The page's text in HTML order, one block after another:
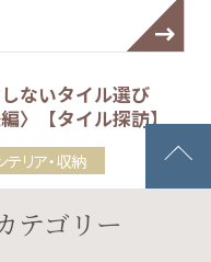
ないタイル選び
編〉【タイル探訪】
テリア・収納
ンスタイル#タイル
の目地
クリンスタイル
テゴリー